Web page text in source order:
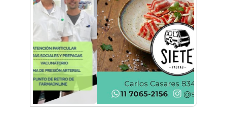
Sexo, deseo y vínculos: La Lic. Cecilia Ce llega a
Morón con "Encendé tu motor"
Silvia Villalba presentó Caudal Interno: "Tiene
que ver con el mensaje que quiero entregar
desde mi ser"
Planspiel: Conocé la experiencia educativa en
alemán que reunió a estudiantes de
Hurlingham y Quilmes